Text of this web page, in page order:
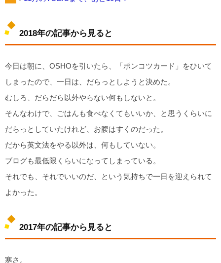
2018年の記事から見ると
今日は朝に、OSHOを引いたら、「ポンコツカード」をひいて
しまったので、一日は、だらっとしようと決めた。
むしろ、だらだら以外やらない何もしないと。
そんなわけで、ごはんも食べなくてもいいか、と思うくらいに
だらっとしていたけれど、お腹はすくのだった。
だから英文法をやる以外は、何もしていない。
ブログも最低限くらいになってしまっている。
それでも、それでいいのだ、という気持ちで一日を迎えられて
よかった。
2017年の記事から見ると
寒さ。